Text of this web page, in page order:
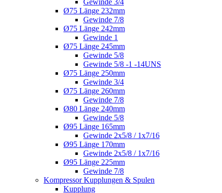
Gewinde 3/4
Ø75 Länge 232mm
Gewinde 7/8
Ø75 Länge 242mm
Gewinde 1
Ø75 Länge 245mm
Gewinde 5/8
Gewinde 5/8 -1 -14UNS
Ø75 Länge 250mm
Gewinde 3/4
Ø75 Länge 260mm
Gewinde 7/8
Ø80 Länge 240mm
Gewinde 5/8
Ø95 Länge 165mm
Gewinde 2x5/8 / 1x7/16
Ø95 Länge 170mm
Gewinde 2x5/8 / 1x7/16
Ø95 Länge 225mm
Gewinde 7/8
Kompressor Kupplungen & Spulen
Kupplung